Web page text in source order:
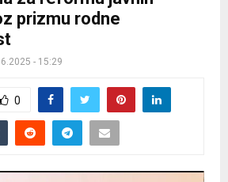
prizmu rodne
- 15:29
0